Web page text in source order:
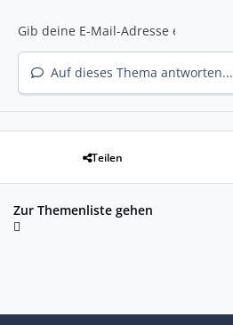
Auf dieses Thema antworten...
Teilen
Zur Themenliste gehen